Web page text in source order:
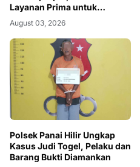
Layanan Prima untuk
Masyarakat
August 03, 2026
Polsek Panai Hilir Ungkap
Kasus Judi Togel, Pelaku dan
Barang Bukti Diamankan